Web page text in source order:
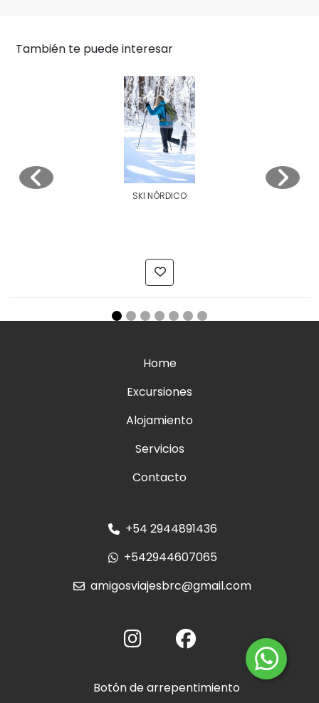
También te puede interesar
SKI NÓRDICO
Home
Excursiones
Alojamiento
Servicios
Contacto
+54 2944891436
+542944607065
amigosviajesbrc@gmail.com
Botón de arrepentimiento